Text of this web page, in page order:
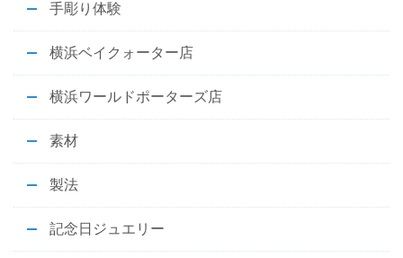
手彫り体験
横浜ベイクォーター店
横浜ワールドポーターズ店
素材
製法
記念日ジュエリー